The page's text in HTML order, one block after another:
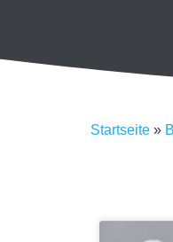
Startseite »